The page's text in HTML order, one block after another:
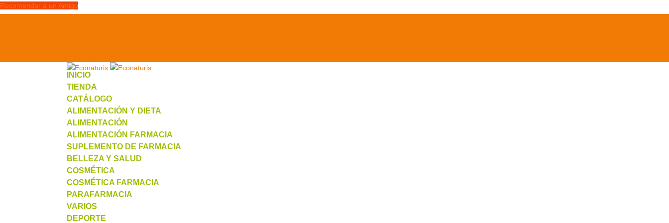
Recomendar a un Amigo
INICIO
TIENDA
CATÁLOGO
ALIMENTACIÓN Y DIETA
ALIMENTACIÓN
ALIMENTACIÓN FARMACIA
SUPLEMENTO DE FARMACIA
BELLEZA Y SALUD
COSMÉTICA
COSMÉTICA FARMACIA
PARAFARMACIA
VARIOS
DEPORTE